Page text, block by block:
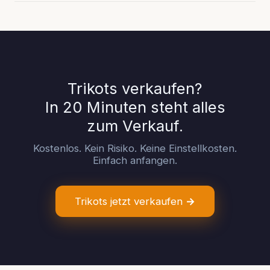
Struktur wird Ihnen vor der Einreichung klar kommuniziert.
Trikots verkaufen?
In 20 Minuten steht alles
zum Verkauf.
Kostenlos. Kein Risiko. Keine Einstellkosten.
Einfach anfangen.
Trikots jetzt verkaufen →